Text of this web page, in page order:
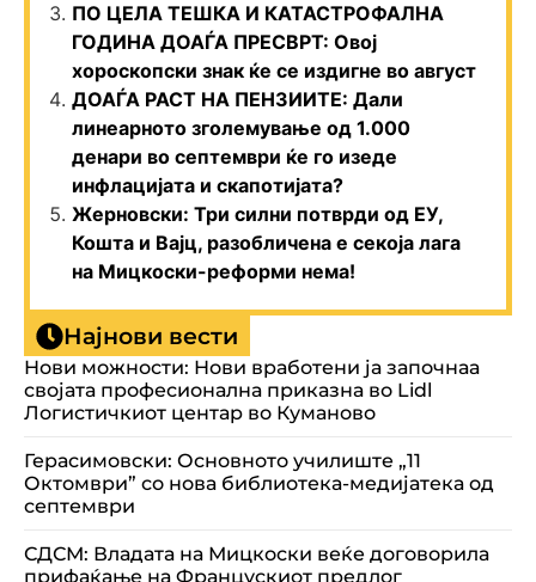
ПО ЦЕЛА ТЕШКА И КАТАСТРОФАЛНА
ГОДИНА ДОАЃА ПРЕСВРТ: Овој
хороскопски знак ќе се издигне во август
ДОАЃА РАСТ НА ПЕНЗИИТЕ: Дали
линеарното зголемување од 1.000
денари во септември ќе го изеде
инфлацијата и скапотијата?
Жерновски: Три силни потврди од ЕУ,
Кошта и Вајц, разобличена е секоја лага
на Мицкоски-реформи нема!
Најнови вести
Нови можности: Нови вработени ја започнаа
својата професионална приказна во Lidl
Логистичкиот центар во Куманово
Герасимовски: Основното училиште „11
Октомври” со нова библиотека-медијатека од
септември
СДСМ: Владата на Мицкоски веќе договорила
прифаќање на Францускиот предлог